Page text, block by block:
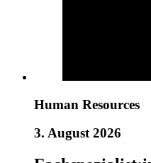
Human Resources
3. August 2026